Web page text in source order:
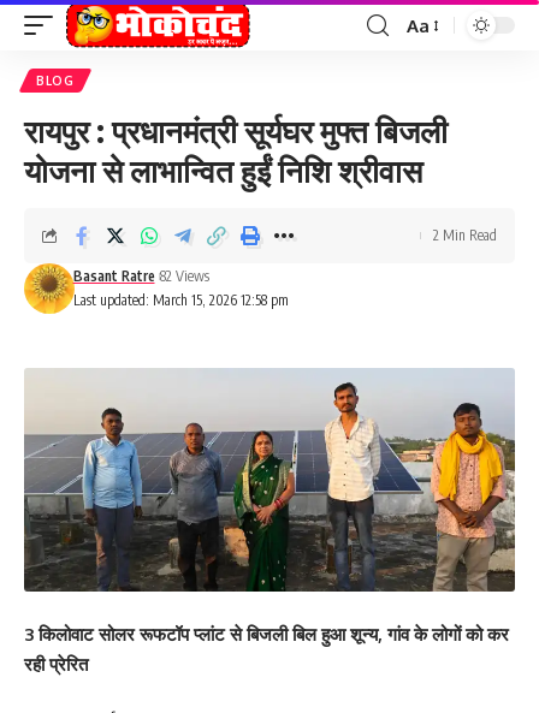
Font
Aa
BLOG
रायपुर : प्रधानमंत्री सूर्यघर मुफ्त बिजली
योजना से लाभान्वित हुईं निशि श्रीवास
Last updated: March 15, 2026 12:58 pm
Basant Ratre 82 Views
2 Min Read
3 किलोवाट सोलर रूफटॉप प्लांट से बिजली बिल हुआ शून्य, गांव के लोगों को कर
रही प्रेरित